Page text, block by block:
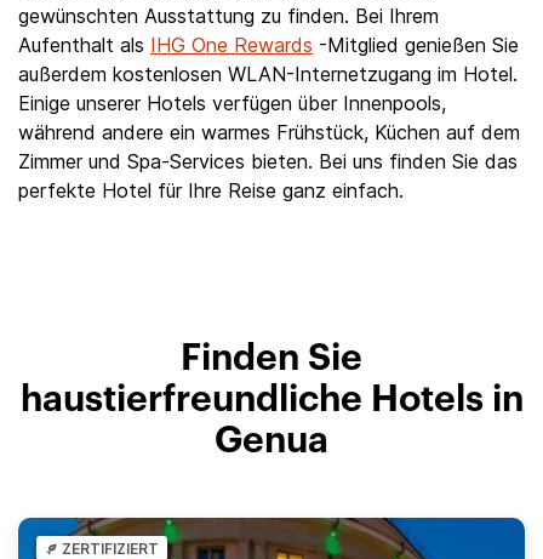
gewünschten Ausstattung zu finden. Bei Ihrem
Aufenthalt als IHG One Rewards -Mitglied genießen Sie
außerdem kostenlosen WLAN-Internetzugang im Hotel.
Einige unserer Hotels verfügen über Innenpools,
während andere ein warmes Frühstück, Küchen auf dem
Zimmer und Spa-Services bieten. Bei uns finden Sie das
perfekte Hotel für Ihre Reise ganz einfach.
Finden Sie
haustierfreundliche Hotels in
Genua
ZERTIFIZIERT